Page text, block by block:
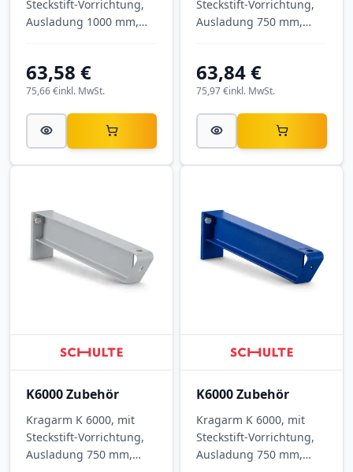
Steckstift-Vorrichtung,
Ausladung 1000 mm,
63,58 €
inkl. MwSt.
75,66 €
Steckstift-Vorrichtung,
Ausladung 750 mm,
63,84 €
inkl. MwSt.
75,97 €
K6000 Zubehör
Kragarm K 6000, mit
Steckstift-Vorrichtung,
Ausladung 750 mm,
K6000 Zubehör
Kragarm K 6000, mit
Steckstift-Vorrichtung,
Ausladung 750 mm,